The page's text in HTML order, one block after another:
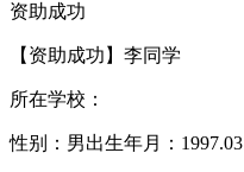
资助成功
【资助成功】李同学
所在学校：
性别：男出生年月：1997.03